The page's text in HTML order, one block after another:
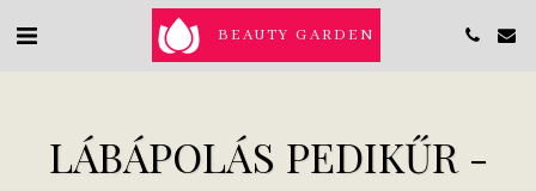
BEAUTY GARDEN
LÁBÁPOLÁS PEDIKŰR -